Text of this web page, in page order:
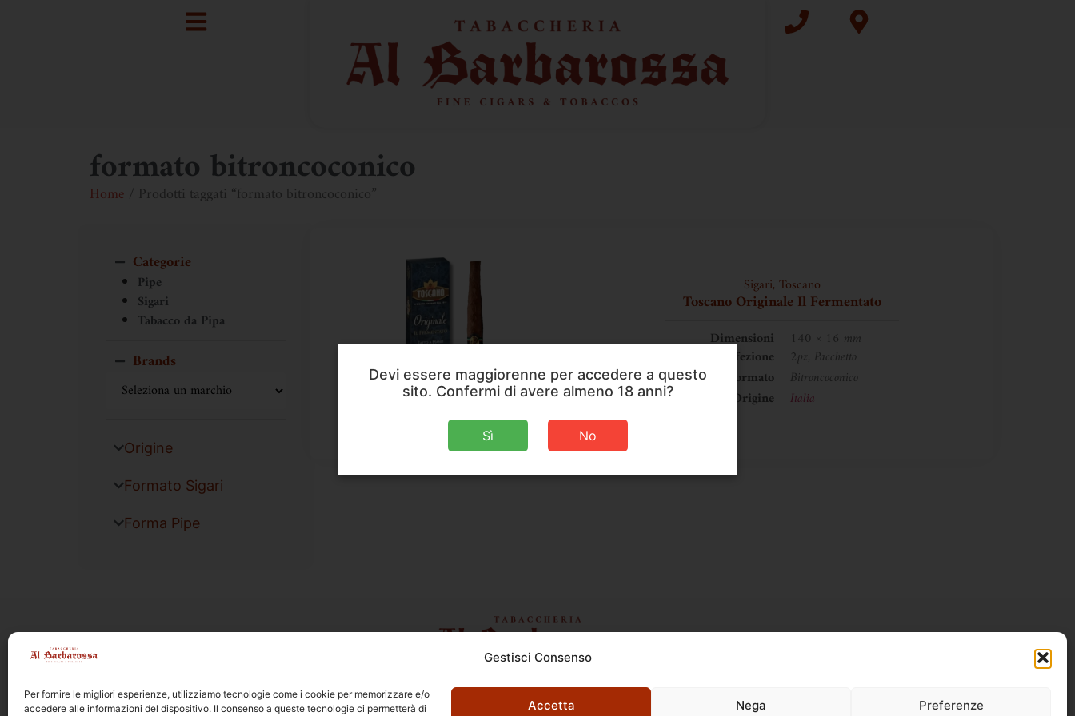
Gestisci Consenso
Per fornire le migliori esperienze, utilizziamo tecnologie come i cookie per memorizzare e/o
accedere alle informazioni del dispositivo. Il consenso a queste tecnologie ci permetterà di
Accetta Nega Preferenze
formato bitroncoconico
Home / Prodotti taggati “formato bitroncoconico”
Categorie
Pipe
Sigari
Tabacco da Pipa
Brands
Origine
Formato Sigari
Forma Pipe
Sigari, Toscano
Toscano Originale Il Fermentato
Dimensioni
140 × 16 mm
Confezione
2pz, Pacchetto
Formato
Bitroncoconico
Origine
Italia
C.so E. Archinti, 1 - 26900 Lodi
P.Iva 09159210963
Devi essere maggiorenne per accedere a questo
sito. Confermi di avere almeno 18 anni?
Sì No